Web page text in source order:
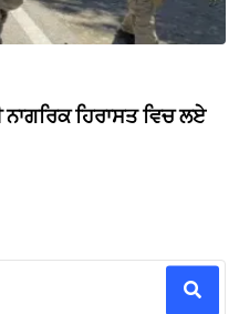
ਹਿਰਾਸਤ ਵਿਚ ਲਏ